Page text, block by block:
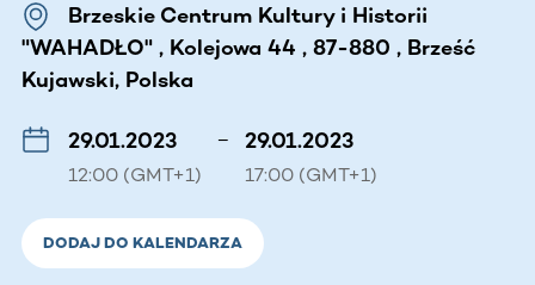
Brzeskie Centrum Kultury i Historii
"WAHADŁO" , Kolejowa 44 , 87-880 , Brześć
Kujawski, Polska
29.01.2023
12:00 (GMT+1)
– 29.01.2023
17:00 (GMT+1)
DODAJ DO KALENDARZA